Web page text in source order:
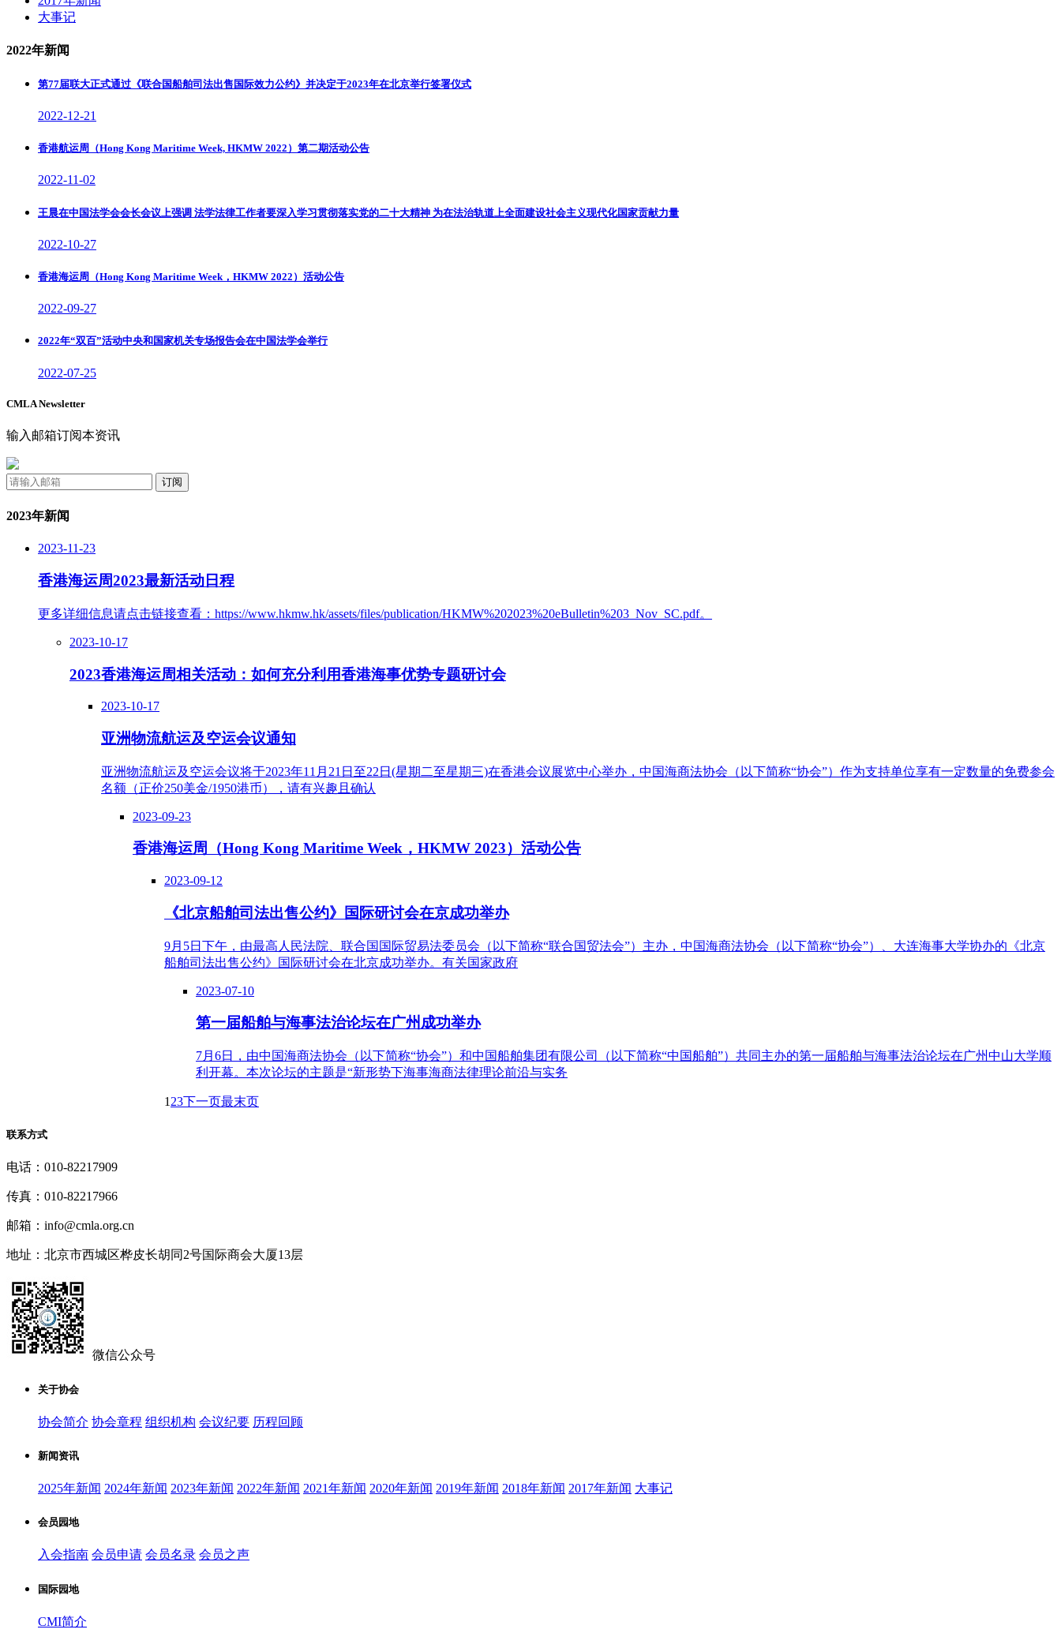
大事记
2022年新闻
第77届联大正式通过《联合国船舶司法出售国际效力公约》并决定于2023年在北京举行签署仪式
2022-12-21
香港航运周（Hong Kong Maritime Week, HKMW 2022）第二期活动公告
2022-11-02
王晨在中国法学会会长会议上强调 法学法律工作者要深入学习贯彻落实党的二十大精神 为在法治轨道上全面建设社会主义现代化国家贡献力量
2022-10-27
香港海运周（Hong Kong Maritime Week，HKMW 2022）活动公告
2022-09-27
2022年“双百”活动中央和国家机关专场报告会在中国法学会举行
2022-07-25
CMLA Newsletter
输入邮箱订阅本资讯
订阅
2023年新闻
2023-11-23
香港海运周2023最新活动日程
更多详细信息请点击链接查看：https://www.hkmw.hk/assets/files/publication/HKMW%202023%20eBulletin%203_Nov_SC.pdf。
2023-10-17
2023香港海运周相关活动：如何充分利用香港海事优势专题研讨会
2023-10-17
亚洲物流航运及空运会议通知
亚洲物流航运及空运会议将于2023年11月21日至22日(星期二至星期三)在香港会议展览中心举办，中国海商法协会（以下简称“协会”）作为支持单位享有一定数量的免费参会
名额（正价250美金/1950港币），请有兴趣且确认
2023-09-23
香港海运周（Hong Kong Maritime Week，HKMW 2023）活动公告
2023-09-12
《北京船舶司法出售公约》国际研讨会在京成功举办
9月5日下午，由最高人民法院、联合国国际贸易法委员会（以下简称“联合国贸法会”）主办，中国海商法协会（以下简称“协会”）、大连海事大学协办的《北京
船舶司法出售公约》国际研讨会在北京成功举办。有关国家政府
2023-07-10
第一届船舶与海事法治论坛在广州成功举办
7月6日，由中国海商法协会（以下简称“协会”）和中国船舶集团有限公司（以下简称“中国船舶”）共同主办的第一届船舶与海事法治论坛在广州中山大学顺
利开幕。本次论坛的主题是“新形势下海事海商法律理论前沿与实务
1 23下一页最末页
联系方式
电话：010-82217909
传真：010-82217966
邮箱：info@cmla.org.cn
地址：北京市西城区桦皮长胡同2号国际商会大厦13层
微信公众号
关于协会
协会简介 协会章程 组织机构 会议纪要 历程回顾
新闻资讯
2025年新闻 2024年新闻 2023年新闻 2022年新闻 2021年新闻 2020年新闻 2019年新闻 2018年新闻 2017年新闻 大事记
会员园地
入会指南 会员申请 会员名录 会员之声
国际园地
CMI简介